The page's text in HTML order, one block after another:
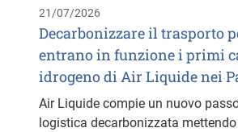
21/07/2026
Decarbonizzare il trasporto
entrano in funzione i primi
idrogeno di Air Liquide nei
Air Liquide compie un nuovo
logistica decarbonizzata